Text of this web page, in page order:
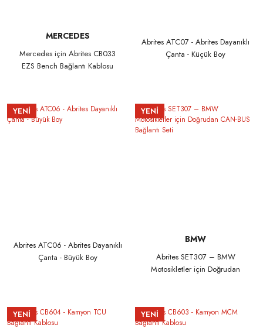
MERCEDES
Mercedes için Abrites CB033
EZS Bench Bağlantı Kablosu
Abrites ATC07 - Abrites Dayanıklı
Çanta - Küçük Boy
YENİ
Abrites ATC06 - Abrites Dayanıklı
Çanta - Büyük Boy
YENİ
BMW
Abrites SET307 – BMW
Motosikletler için Doğrudan
YENİ YENİ